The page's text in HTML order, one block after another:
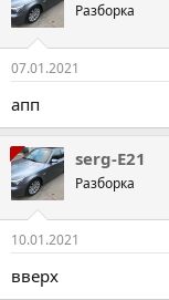
Разборка
07.01.2021
апп
serg-E21
Разборка
10.01.2021
вверх